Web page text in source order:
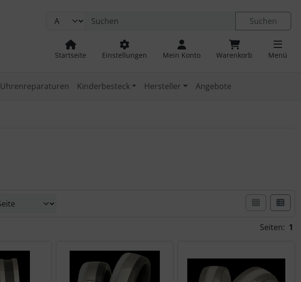
Suchen
Startseite Einstellungen Mein Konto Warenkorb Menü
Uhrenreparaturen Kinderbesteck Hersteller Angebote
Seiten: 1